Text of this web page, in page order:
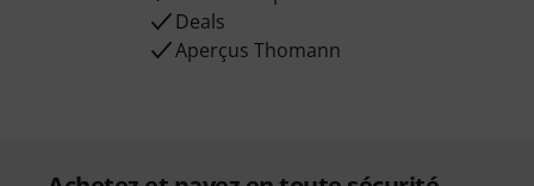
Deals
Aperçus Thomann